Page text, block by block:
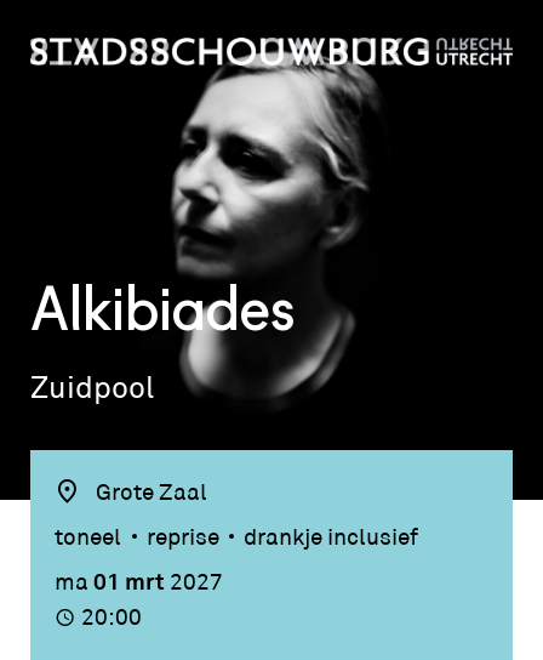
Alkibiades
Zuidpool
Grote Zaal
toneel
reprise
drankje inclusief
ma01 mrt 2027
20:00